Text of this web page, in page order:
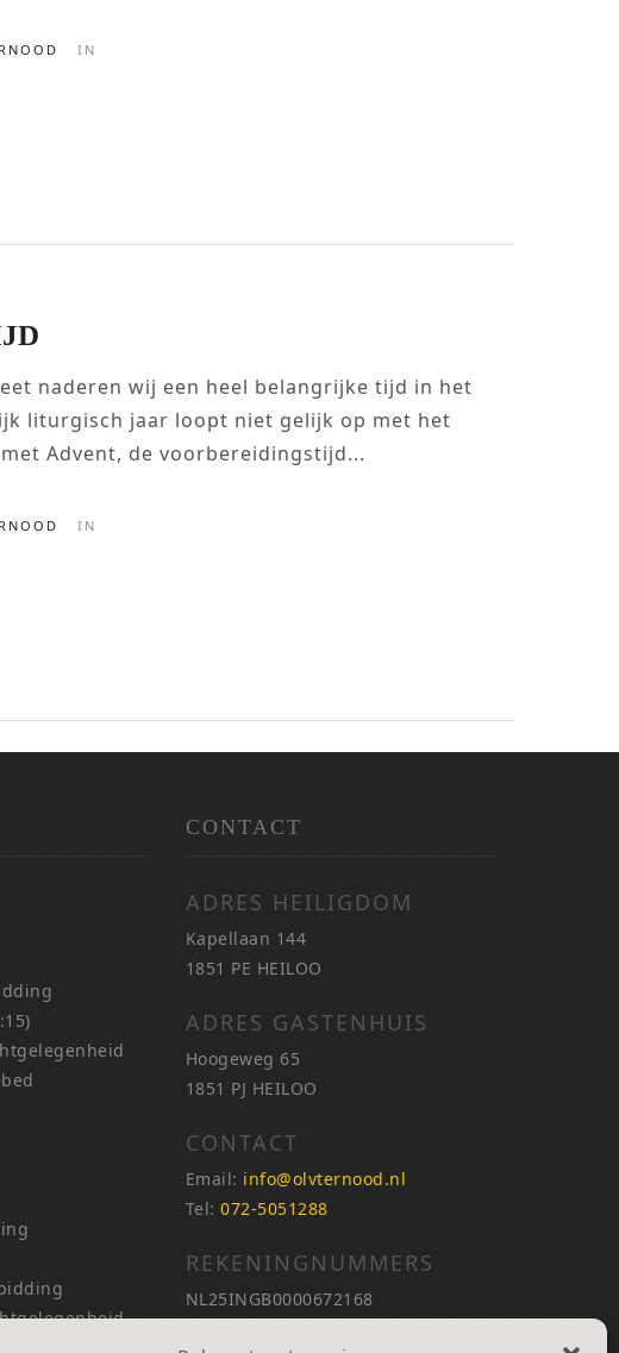
IN
naderen wij een heel belangrijke tijd in het
liturgisch jaar loopt niet gelijk op met het
Advent, de voorbereidingstijd...
IN
CONTACT
ADRES HEILIGDOM
Kapellaan 144
1851 PE HEILOO
ADRES GASTENHUIS
Hoogeweg 65
1851 PJ HEILOO
CONTACT
Email: info@olvternood.nl
Tel: 072-5051288
REKENINGNUMMERS
NL25INGB0000672168